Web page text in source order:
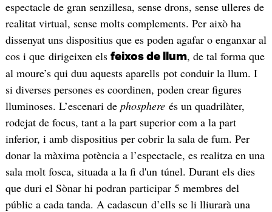
espectacle de gran senzillesa, sense drons, sense ulleres de
realitat virtual, sense molts complements. Per això ha
dissenyat uns dispositius que es poden agafar o enganxar al
cos i que dirigeixen els feixos de llum, de tal forma que
al moure’s qui duu aquests aparells pot conduir la llum. I
si diverses persones es coordinen, poden crear figures
lluminoses. L’escenari de phosphereés un quadrilàter,
rodejat de focus, tant a la part superior com a la part
inferior, i amb dispositius per cobrir la sala de fum. Per
donar la màxima potència a l’espectacle, es realitza en una
sala molt fosca, situada a la fi d'un túnel. Durant els dies
que duri el Sònar hi podran participar 5 membres del
públic a cada tanda. A cadascun d’ells se li lliurarà una